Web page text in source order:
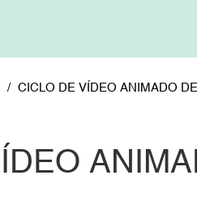
CICLO DE VÍDEO ANIMADO